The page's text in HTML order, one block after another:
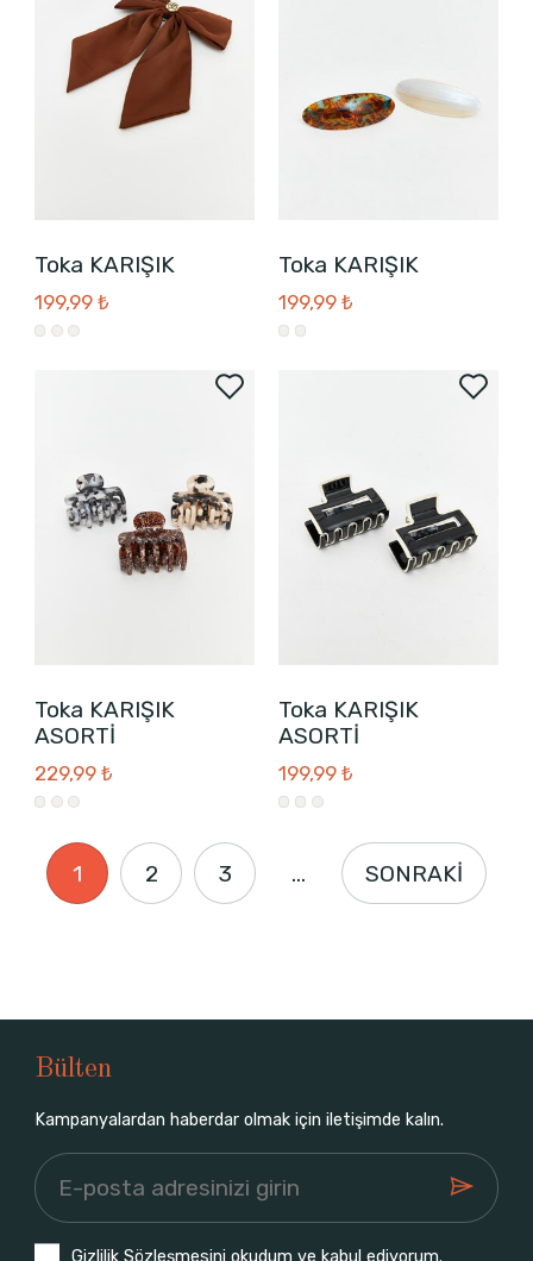
Toka KARIŞIK
199,99 ₺
Toka KARIŞIK
199,99 ₺
Toka KARIŞIK
ASORTİ
229,99 ₺
Toka KARIŞIK
ASORTİ
199,99 ₺
1 2 3 ... SONRAKİ
Bülten
Kampanyalardan haberdar olmak için iletişimde kalın.
Gizlilik Sözleşmesini okudum ve kabul ediyorum.